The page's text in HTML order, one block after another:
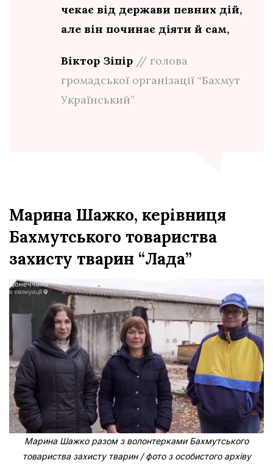
чекає від держави певних дій,
але він починає діяти й сам,
Віктор Зіпір // голова
громадської організації “Бахмут
Український”
Марина Шажко, керівниця
Бахмутського товариства
захисту тварин “Лада”
Марина Шажко разом з волонтерками Бахмутського
товариства захисту тварин / фото з особистого архіву